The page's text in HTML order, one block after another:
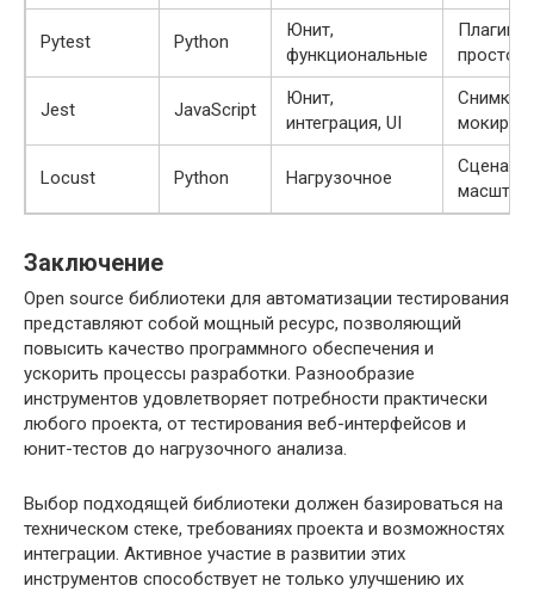
Pytest Python
Юнит,
функциональные
простота
Jest JavaScript
Юнит,
интеграция, UI
Снимки,
Locust Python Нагрузочное
Заключение
Open source библиотеки для автоматизации тестирования
представляют собой мощный ресурс, позволяющий
повысить качество программного обеспечения и
ускорить процессы разработки. Разнообразие
инструментов удовлетворяет потребности практически
любого проекта, от тестирования веб-интерфейсов и
юнит-тестов до нагрузочного анализа.
Выбор подходящей библиотеки должен базироваться на
техническом стеке, требованиях проекта и возможностях
интеграции. Активное участие в развитии этих
инструментов способствует не только улучшению их